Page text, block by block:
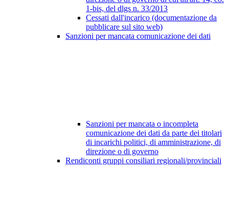
1-bis, del dlgs n. 33/2013
Cessati dall'incarico (documentazione da
pubblicare sul sito web)
Sanzioni per mancata comunicazione dei dati
Sanzioni per mancata o incompleta
comunicazione dei dati da parte dei titolari
di incarichi politici, di amministrazione, di
direzione o di governo
Rendiconti gruppi consiliari regionali/provinciali